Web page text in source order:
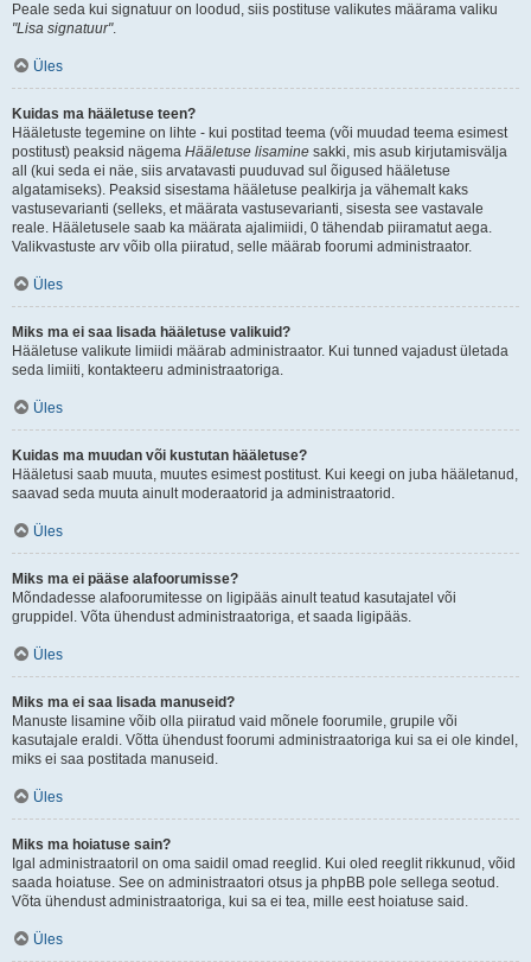
Peale seda kui signatuur on loodud, siis postituse valikutes määrama valiku
"Lisa signatuur".
Üles
Kuidas ma hääletuse teen?
Hääletuste tegemine on lihte - kui postitad teema (või muudad teema esimest
postitust) peaksid nägema Hääletuse lisamine sakki, mis asub kirjutamisvälja
all (kui seda ei näe, siis arvatavasti puuduvad sul õigused hääletuse
algatamiseks). Peaksid sisestama hääletuse pealkirja ja vähemalt kaks
vastusevarianti (selleks, et määrata vastusevarianti, sisesta see vastavale
reale. Hääletusele saab ka määrata ajalimiidi, 0 tähendab piiramatut aega.
Valikvastuste arv võib olla piiratud, selle määrab foorumi administraator.
Üles
Miks ma ei saa lisada hääletuse valikuid?
Hääletuse valikute limiidi määrab administraator. Kui tunned vajadust ületada
seda limiiti, kontakteeru administraatoriga.
Üles
Kuidas ma muudan või kustutan hääletuse?
Hääletusi saab muuta, muutes esimest postitust. Kui keegi on juba hääletanud,
saavad seda muuta ainult moderaatorid ja administraatorid.
Üles
Miks ma ei pääse alafoorumisse?
Mõndadesse alafoorumitesse on ligipääs ainult teatud kasutajatel või
gruppidel. Võta ühendust administraatoriga, et saada ligipääs.
Üles
Miks ma ei saa lisada manuseid?
Manuste lisamine võib olla piiratud vaid mõnele foorumile, grupile või
kasutajale eraldi. Võtta ühendust foorumi administraatoriga kui sa ei ole kindel,
miks ei saa postitada manuseid.
Üles
Miks ma hoiatuse sain?
Igal administraatoril on oma saidil omad reeglid. Kui oled reeglit rikkunud, võid
saada hoiatuse. See on administraatori otsus ja phpBB pole sellega seotud.
Võta ühendust administraatoriga, kui sa ei tea, mille eest hoiatuse said.
Üles